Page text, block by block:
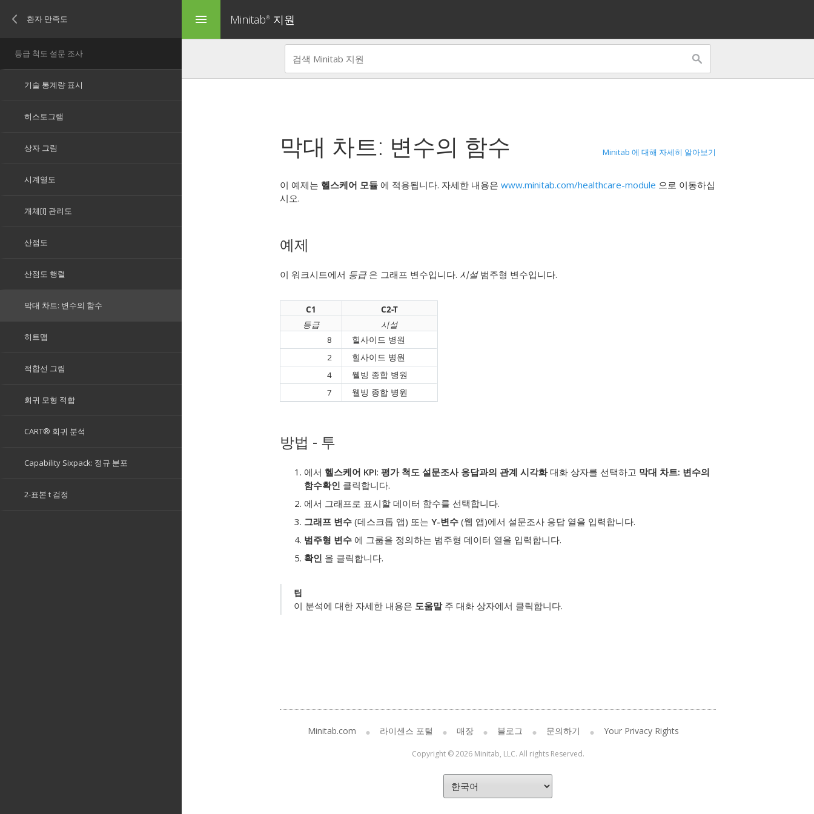
menu Minitab® 지원
막대 차트: 변수의 함수 Minitab 에 대해 자세히 알아보기
이 예제는 헬스케어 모듈 에 적용됩니다. 자세한 내용은 www.minitab.com/healthcare-module 으로 이동하십
시오.
예제
이 워크시트에서 등급 은 그래프 변수입니다. 시설범주형 변수입니다.
C1
C2-T
등급
시설
8
힐사이드 병원
2
힐사이드 병원
4
웰빙 종합 병원
7
웰빙 종합 병원
방법 - 투
에서 헬스케어 KPI: 평가 척도 설문조사 응답과의 관계 시각화대화 상자를 선택하고 막대 차트: 변수의
함수확인 클릭합니다.
에서 그래프로 표시할 데이터 함수를 선택합니다.
그래프 변수 (데스크톱 앱) 또는 Y-변수 (웹 앱)에서 설문조사 응답 열을 입력합니다.
범주형 변수 에 그룹을 정의하는 범주형 데이터 열을 입력합니다.
확인 을 클릭합니다.
팁
이 분석에 대한 자세한 내용은 도움말주 대화 상자에서 클릭합니다.
Minitab.com 라이센스 포털 매장 블로그 문의하기 Your Privacy Rights
Copyright © 2026 Minitab, LLC. All rights Reserved.